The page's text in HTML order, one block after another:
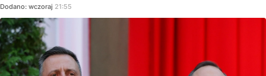
Dodano: wczoraj 21:55